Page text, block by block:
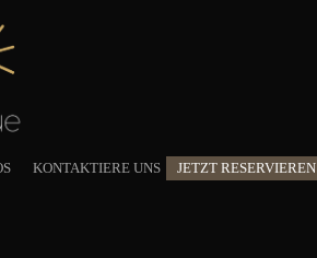
KONTAKTIERE UNS JETZT RESERVIEREN